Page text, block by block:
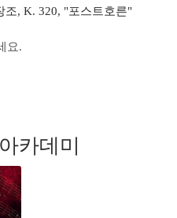
조, K. 320, "포스트호른"
요.
카데미